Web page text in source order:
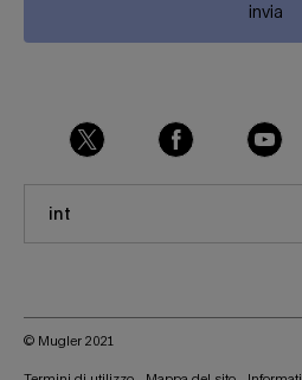
invia
int
© Mugler 2021